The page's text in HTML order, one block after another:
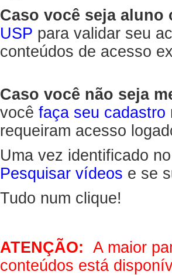
Caso você seja
USP para validar seu
conteúdos de acesso
Caso você não seja
você faça seu cadastro
requeiram acesso
Uma vez identificado
Pesquisar vídeos e se
Tudo num clique!
ATENÇÃO: A maior
conteúdos está